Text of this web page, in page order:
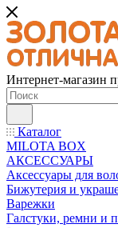
Интернет-магазин
Каталог
MILOTA BOX
АКСЕССУАРЫ
Аксессуары для
Бижутерия и
Варежки
Галстуки, ремни и